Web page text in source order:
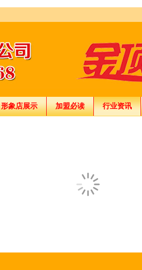
形象店展示 加盟必读 行业资讯